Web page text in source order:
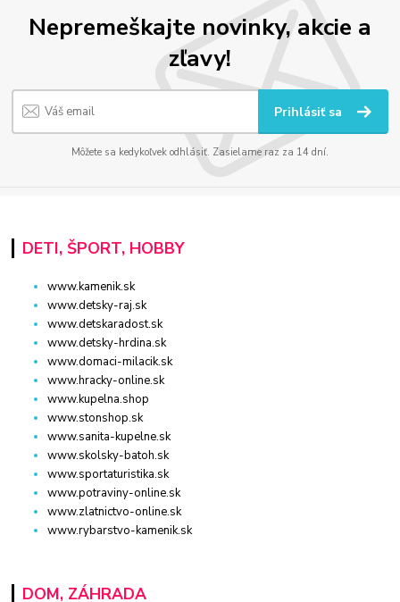
Nepremeškajte novinky, akcie a
zľavy!
Prihlásiť sa
Môžete sa kedykoľvek odhlásiť. Zasielame raz za 14 dní.
DETI, ŠPORT, HOBBY
www.kamenik.sk
www.detsky-raj.sk
www.detskaradost.sk
www.detsky-hrdina.sk
www.domaci-milacik.sk
www.hracky-online.sk
www.kupelna.shop
www.stonshop.sk
www.sanita-kupelne.sk
www.skolsky-batoh.sk
www.sportaturistika.sk
www.potraviny-online.sk
www.zlatnictvo-online.sk
www.rybarstvo-kamenik.sk
DOM, ZÁHRADA